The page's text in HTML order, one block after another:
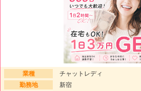
業種
チャットレディ
勤務地
新宿